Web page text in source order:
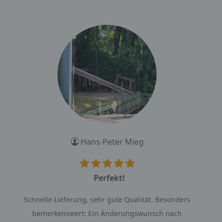
Hans-Peter Mieg
Perfekt!
Schnelle Lieferung, sehr gute Qualität. Besonders
bemerkenswert: Ein Änderungswunsch nach